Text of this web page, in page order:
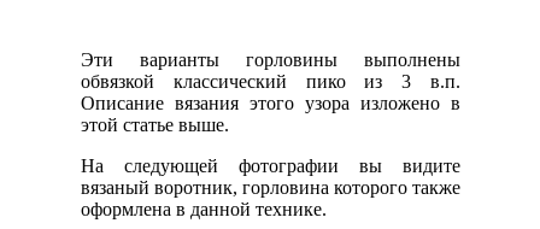
Эти варианты горловины выполнены
обвязкой классический пико из 3 в.п.
Описание вязания этого узора изложено в
этой статье выше.
На следующей фотографии вы видите
вязаный воротник, горловина которого также
оформлена в данной технике.